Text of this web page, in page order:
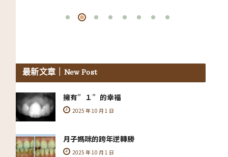
最新文章 ｜New Post
擁有”１”的幸福
2025 年 10 月 1 日
月子媽咪的跨年逆轉勝
2025 年 10 月 1 日